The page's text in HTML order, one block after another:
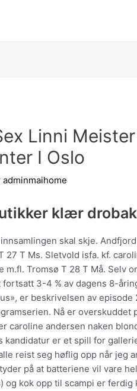
Linni
I Oslo
adminmaihome
klær drobak
skal skje.
27 T Ms. Sletvold isfa. kf.
m.fl. Tromsø T 28 T Må. Selv
3-4 % av dagens 8-
er beskrivelsen av episode
Nå er
caroline andersen naken
kandidatur er et spill for
reist seg høflig opp når jeg
på at batteriene vil vare
og kok opp til scampi er